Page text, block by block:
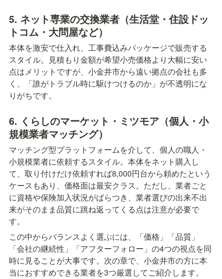
5. ネット専業の交換業者（生活堂・住設ドッ
トコム・大問屋など）
本体を激安で仕入れ、工事費込みパッケージで販売する
スタイル。見積もり金額が希望小売価格より大幅に安い
点はメリットですが、小金井市から遠い拠点の会社も多
く、「誰がトラブル時に駆けつけるのか」が不透明にな
りがちです。
6. くらしのマーケット・ミツモア（個人・小
規模業者マッチング）
マッチング型プラットフォームを介して、個人の職人・
小規模業者に依頼するスタイル。本体をネット購入し
て、取り付けだけ依頼すれば8,000円台から頼めたという
ケースもあり、価格面は最安クラス。ただし、業者ごと
に資格や保険加入状況がばらつき、業者選びの出来不出
来がそのまま品質に跳ね返ってくる点は注意が必要で
す。
この中からバランスよく選ぶには、「価格」「品質」
「会社の継続性」「アフターフォロー」の4つの視点を同
時に見ることが大事です。次の章で、小金井市の方に本
当におすすめできる業者を3つ厳選してご紹介します。